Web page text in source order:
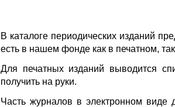
В каталоге периодических изданий
есть в нашем фонде как в печатном,
Для печатных изданий выводится
получить на руки.
Часть журналов в электронном виде